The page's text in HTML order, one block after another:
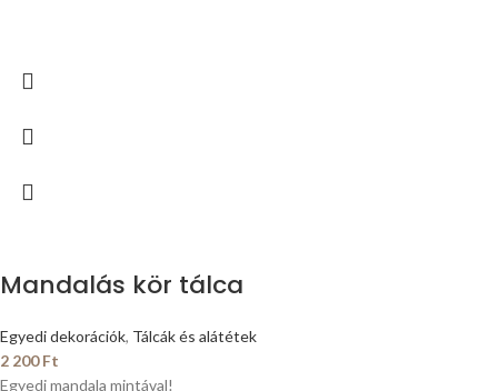
Mandalás kör tálca
Egyedi dekorációk, Tálcák és alátétek
2 200Ft
Egyedi mandala mintával!